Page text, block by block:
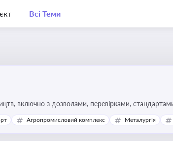
Всі Теми
включно з дозволами, перевірками, стандартами
Агропромисловий комплекс Металургія